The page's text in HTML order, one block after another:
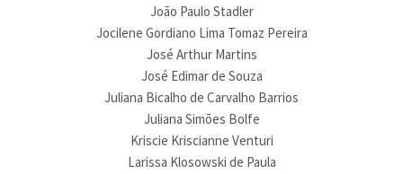
João Paulo Stadler
Jocilene Gordiano Lima Tomaz Pereira
José Arthur Martins
José Edimar de Souza
Juliana Bicalho de Carvalho Barrios
Juliana Simões Bolfe
Kriscie Kriscianne Venturi
Larissa Klosowski de Paula